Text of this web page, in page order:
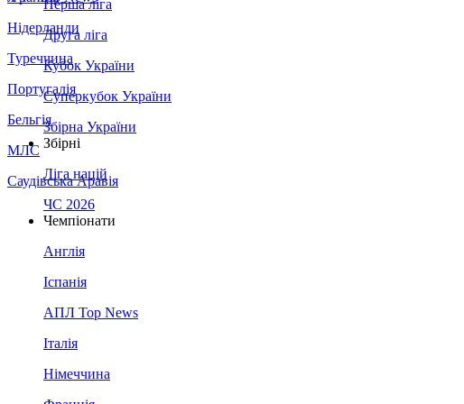
Нідерланди
Туреччина
Португалія
Бельгія
МЛС
Саудівська Аравія
Перша ліга
Друга ліга
Кубок України
Суперкубок України
Збірна України
Збірні
Ліга націй
ЧС 2026
Чемпіонати
Англія
Іспанія
АПЛ Top News
Італія
Німеччина